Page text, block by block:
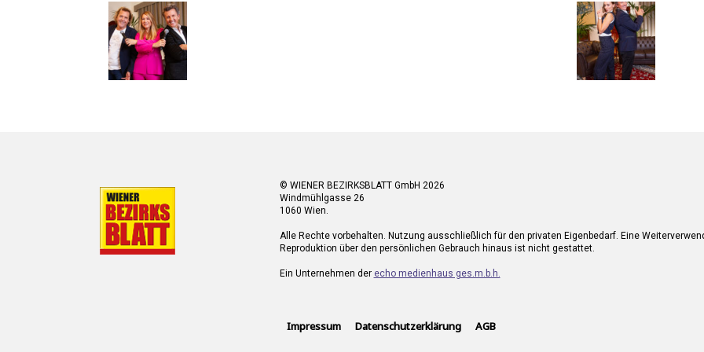
© WIENER BEZIRKSBLATT GmbH 2026
Windmühlgasse 26
1060 Wien.
Alle Rechte vorbehalten. Nutzung ausschließlich für den privaten Eigenbedarf. Eine
Reproduktion über den persönlichen Gebrauch hinaus ist nicht gestattet.
Ein Unternehmen der echo medienhaus ges.m.b.h.
Impressum Datenschutzerklärung AGB